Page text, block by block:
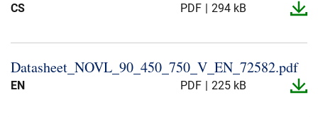
CS PDF 294 kB
Datasheet_​NOVL_​90_​450_​750_​V_​EN_​72582.​pdf
EN PDF 225 kB